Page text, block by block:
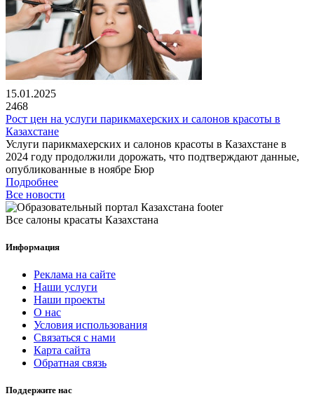
15.01.2025
2468
Рост цен на услуги парикмахерских и салонов красоты в
Казахстане
Услуги парикмахерских и салонов красоты в Казахстане в
2024 году продолжили дорожать, что подтверждают данные,
опубликованные в ноябре Бюр
Подробнее
Все новости
Все салоны красаты Казахстана
Информация
Реклама на сайте
Наши услуги
Наши проекты
О нас
Условия использования
Связаться с нами
Карта сайта
Обратная связь
Поддержите нас